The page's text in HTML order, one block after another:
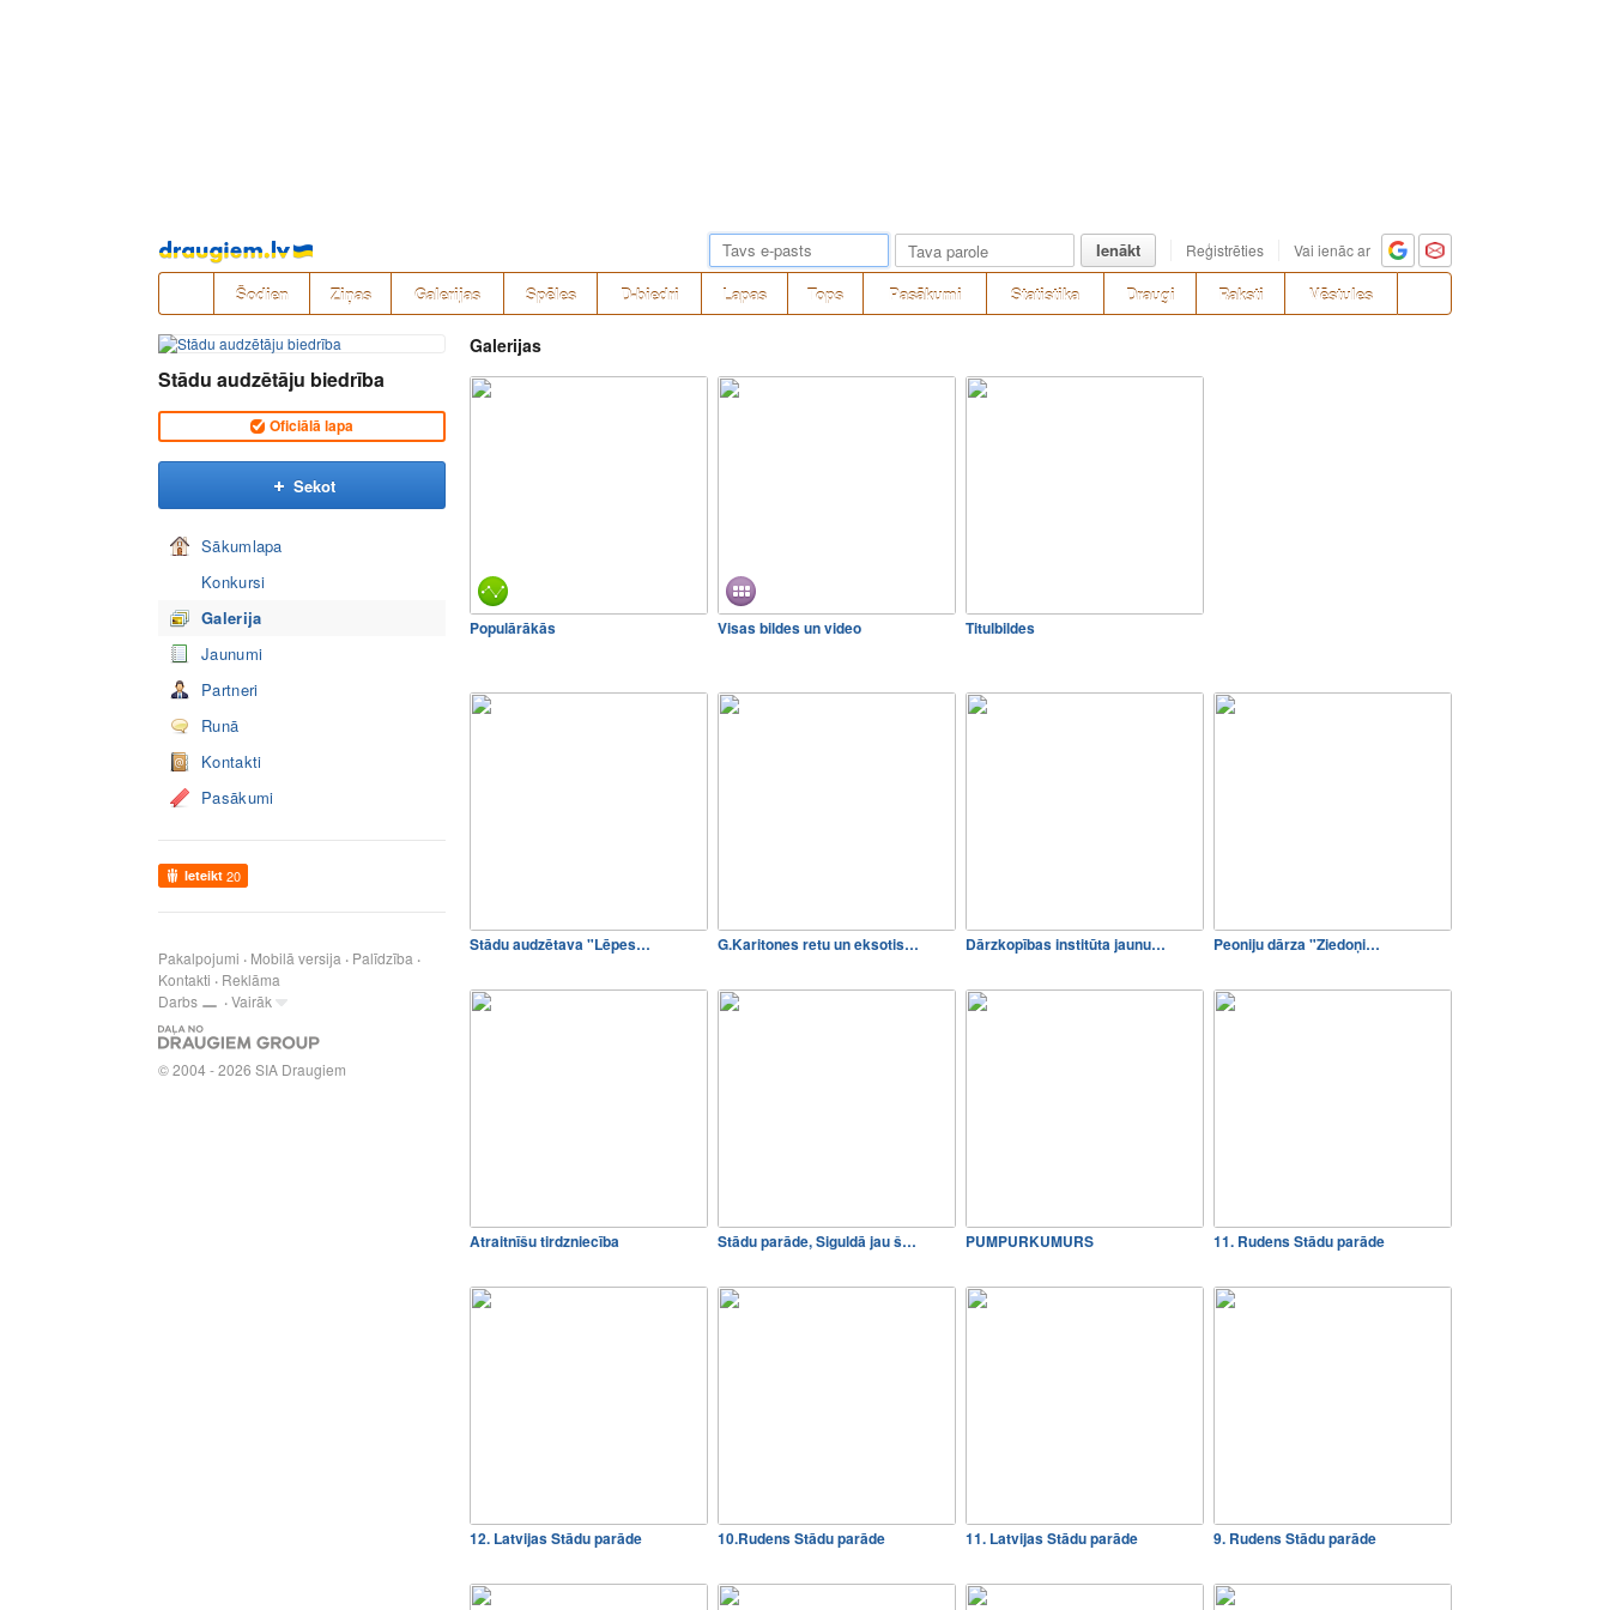
Pāriet
uz
saturu
Ienākt Reģistrēties Vai ienāc ar
Šodien Ziņas Galerijas Spēles D-biedri Lapas Tops Pasākumi Statistika Draugi Raksti Vēstules
Stādu audzētāju biedrība
Oficiālā lapa
Sekot
Sākumlapa
Konkursi
Galerija
Jaunumi
Partneri
Runā
Kontakti
Pasākumi
Ieteikt 20
Pakalpojumi Mobilā versija
Palīdzība
Kontakti
Reklāma
Darbs
Vairāk
© 2004 - 2026 SIA Draugiem
Galerijas
Populārākās Visas bildes un video Titulbildes
Stādu audzētava "Lēpes… G.Karitones retu un eksotis… Dārzkopības institūta jaunu… Peoniju dārza "Ziedoņi…
Atraitnīšu tirdzniecība Stādu parāde, Siguldā jau š… PUMPURKUMURS 11. Rudens Stādu parāde
12. Latvijas Stādu parāde 10.Rudens Stādu parāde 11. Latvijas Stādu parāde 9. Rudens Stādu parāde